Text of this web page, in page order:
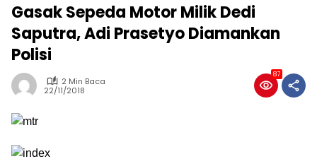
Gasak Sepeda Motor Milik Dedi
Saputra, Adi Prasetyo Diamankan
Polisi
2 Min Baca
22/11/2018
87